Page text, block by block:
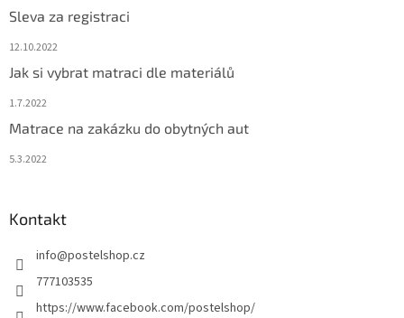
Sleva za registraci
12.10.2022
Jak si vybrat matraci dle materiálů
1.7.2022
Matrace na zakázku do obytných aut
5.3.2022
Kontakt
info@postelshop.cz
777103535
https://www.facebook.com/postelshop/